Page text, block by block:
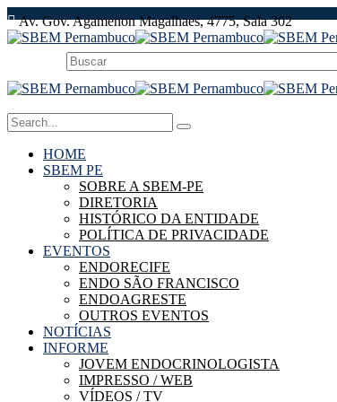
Av. Gov. Agamenon Magalhaes, 4775, Sala 302
HOME
SBEM PE
SOBRE A SBEM-PE
DIRETORIA
HISTÓRICO DA ENTIDADE
POLÍTICA DE PRIVACIDADE
EVENTOS
ENDORECIFE
ENDO SÃO FRANCISCO
ENDOAGRESTE
OUTROS EVENTOS
NOTÍCIAS
INFORME
JOVEM ENDOCRINOLOGISTA
IMPRESSO / WEB
VÍDEOS / TV